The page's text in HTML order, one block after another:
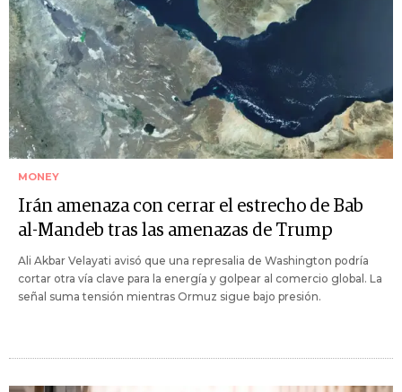
MONEY
Irán amenaza con cerrar el estrecho de Bab
al-Mandeb tras las amenazas de Trump
Ali Akbar Velayati avisó que una represalia de Washington podría
cortar otra vía clave para la energía y golpear al comercio global. La
señal suma tensión mientras Ormuz sigue bajo presión.